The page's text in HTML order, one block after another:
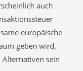
auch
europäische
geben wird,
sein